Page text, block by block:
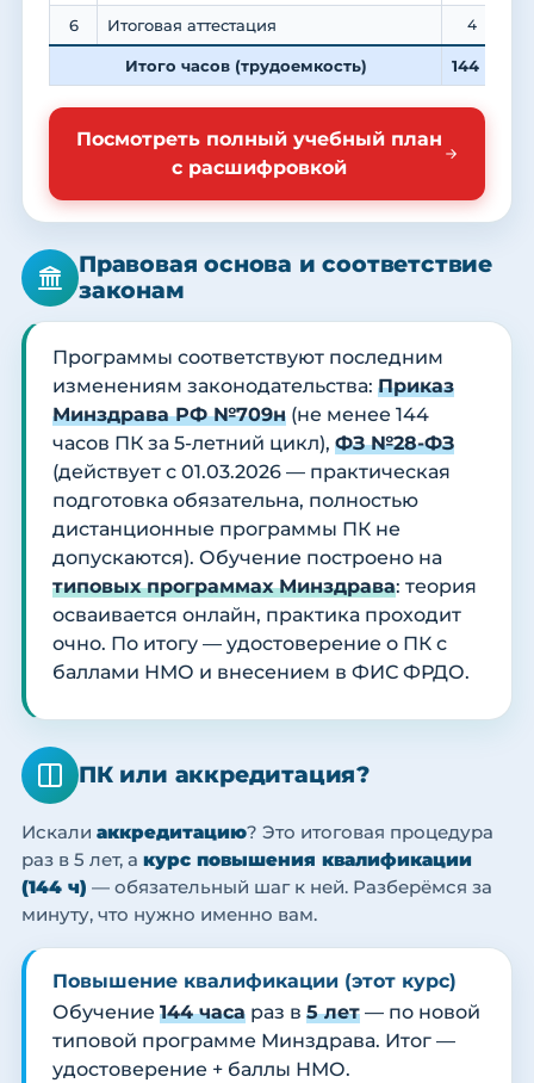
6 Итоговая аттестация 4
Итого часов (трудоемкость) 144
Посмотреть полный учебный план
с расшифровкой
Правовая основа и соответствие
законам
Программы соответствуют последним
изменениям законодательства: Приказ
Минздрава РФ №709н (не менее 144
часов ПК за 5-летний цикл), ФЗ №28-ФЗ
(действует с 01.03.2026 — практическая
подготовка обязательна, полностью
дистанционные программы ПК не
допускаются). Обучение построено на
типовых программах Минздрава: теория
осваивается онлайн, практика проходит
очно. По итогу — удостоверение о ПК с
баллами НМО и внесением в ФИС ФРДО.
ПК или аккредитация?
Искали аккредитацию? Это итоговая процедура
раз в 5 лет, а курс повышения квалификации
(144 ч) — обязательный шаг к ней. Разберёмся за
минуту, что нужно именно вам.
Повышение квалификации (этот курс)
Обучение 144 часа раз в 5 лет — по новой
типовой программе Минздрава. Итог —
удостоверение + баллы НМО.